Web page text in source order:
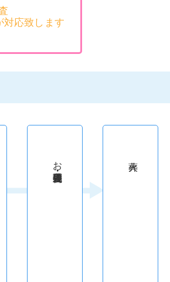
対応致します
お通夜・葬儀・告別式